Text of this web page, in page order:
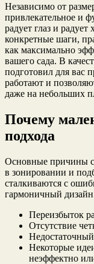
Независимо от
привлекательное и
радует глаз и радует
конкретные шаги,
как максимально
вашего сада. В
подготовил для вас
работают и
даже на небольших
Почему
подхода
Основные причины
в зонировании и
сталкиваются с
гармоничный
Переизбыток
Отсутствие
Некоторые
неэффектно